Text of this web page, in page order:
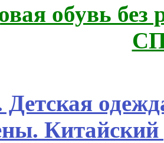
обувь без